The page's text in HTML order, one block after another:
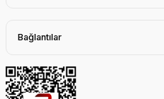
Bağlantılar